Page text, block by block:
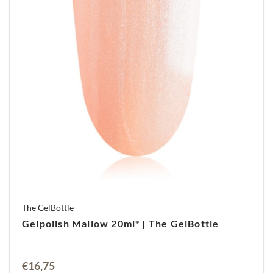
The GelBottle
Gelpolish Mallow 20ml* | The GelBottle
Oorspronkelijke
€16,75